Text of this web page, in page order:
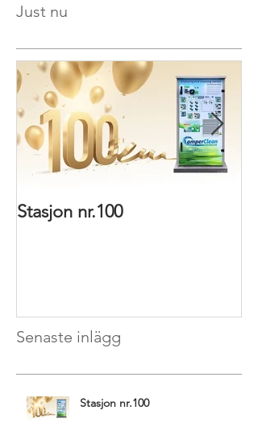
Just nu
Stasjon nr.100
Senaste inlägg
Stasjon nr.100